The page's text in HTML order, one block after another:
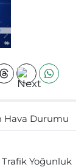
Hava Durumu
Yoğunluk